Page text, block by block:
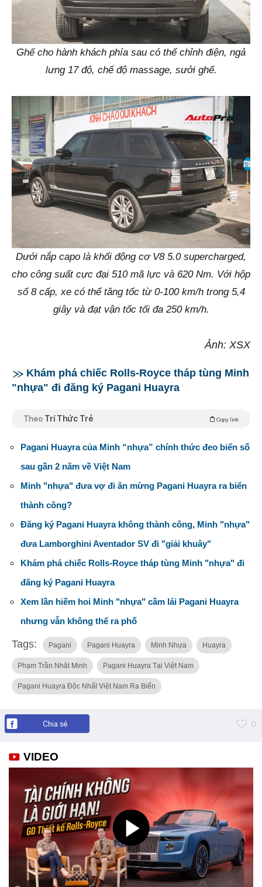
Ghế cho hành khách phía sau có thể chỉnh điện, ngả
lưng 17 độ, chế độ massage, sưởi ghế.
Dưới nắp capo là khối động cơ V8 5.0 supercharged,
cho công suất cực đại 510 mã lực và 620 Nm. Với hộp
số 8 cấp, xe có thể tăng tốc từ 0-100 km/h trong 5,4
giây và đạt vận tốc tối đa 250 km/h.
Ảnh: XSX
Khám phá chiếc Rolls-Royce tháp tùng Minh
"nhựa" đi đăng ký Pagani Huayra
Theo Trí Thức Trẻ Copy link
Pagani Huayra của Minh “nhựa” chính thức đeo biển số
sau gần 2 năm về Việt Nam
Minh "nhựa" đưa vợ đi ăn mừng Pagani Huayra ra biển
thành công?
Đăng ký Pagani Huayra không thành công, Minh "nhựa"
đưa Lamborghini Aventador SV đi "giải khuây"
Khám phá chiếc Rolls-Royce tháp tùng Minh "nhựa" đi
đăng ký Pagani Huayra
Xem lần hiếm hoi Minh "nhựa" cầm lái Pagani Huayra
nhưng vẫn không thể ra phố
Tags: Pagani Pagani Huayra Minh Nhựa Huayra
Phạm Trần Nhật Minh Pagani Huayra Tại Việt Nam
Pagani Huayra Độc Nhất Việt Nam Ra Biển
Chia sẻ 0
VIDEO